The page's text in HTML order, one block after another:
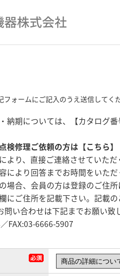
フォームにご記入のうえ送信してく
納期については、【カタログ
検修理ご依頼の方は【こちら】
より、直接ご連絡させていた
により回答までお時間をいた
場合、会員の方は登録のご住
にご住所を記載下さい。記載
問い合わせは下記までお願い致
FAX:03-6666-5907